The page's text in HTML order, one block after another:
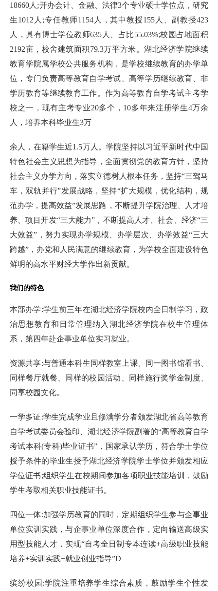
18660人;开办会计、金融、法律3个专业硕士学位点，研究
生1012人;专任教师1154人，其中教授155人、副教授423
人，具有博士学位教师635人、占比55.03%;校园占地面积
2192亩，校舍建筑面积79.3万平方米。湖北经济学院继续
教育学院属学校公共服务机构，是学校继续教育的办学单
位，专门负责高等教育自学考试、高等学历继续教育、非
学历教育等继续教育工作。作为高等教育自学考试主考学
校之一，现有主考专业20多个，10多年来注册学生4万余
人，培养本科毕业生3万
余人，在籍学生近1.5万人。学院坚持以习近平新时代中国
特色社会主义思想为指导，全面贯彻党的教育方针，坚持
社会主义办学方向，落实立德树人根本任务，坚持“三驾马
车，双轨并行”发展战略，坚持“扩大规模，优化结构，规
范办学，提高效益”发展思路，不断提升学院治理、人才培
养、项目开发“三大能力”，不断提高人才、社会、经济“三
大效益”，努力实现办学规模、办学层次、办学效益“三大
跨越”，办党和人民满意的继续教育，为学校全面建设特色
鲜明的高水平财经大学作出新贡献。
我们的特色
本部办学:学生前三年在湖北经济学院校内全日制学习，政
治思想教育和日常管理纳入湖北经济学院在校生管理体
系，第四年赴企事业单位实习就业。
资源共享:与普通本科生同样教室上课、同一图书馆看书、
同样餐厅就餐、同样的校园活动、同样施行奖学金制度、
同享校园文化。
一学多证:学生完成学业且修满学分者颁发湖北省高等教育
自学考试委员会验印、湖北经济学院副署的“高等教育自学
考试本科(专科)毕业证书”，国家承认学历，符合学士学位
授予条件的毕业生授予湖北经济学院学士学位并颁发相应
学位证书;组织学生在校期间参加各项职业技能培训，鼓励
学生考取相关职业技能证书。
四位一体:加强学历教育的同时，定期组织学生参与企事业
单位实训实践，与企事业单位深度合作，定向输送高级实
用型技能人才，实现“自考全日制专本连读+高级职业技能
培养+实训实践+就业创业指导”D
缤纷校园:学院注重培养学生综合素质，鼓励学生个性发